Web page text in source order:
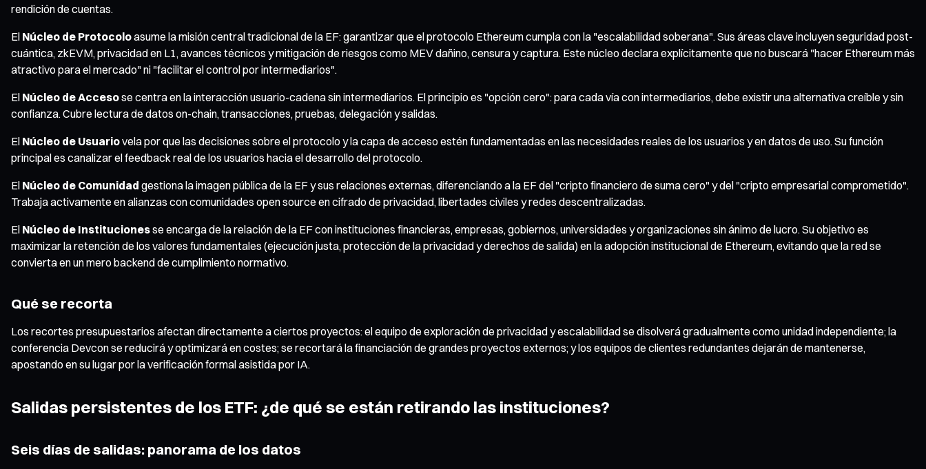
rendición de cuentas.
El Núcleo de Protocoloasume la misión central tradicional de la EF: garantizar que el protocolo Ethereum cumpla con la "escalabilidad soberana". Sus áreas clave incluyen seguridad post-
cuántica, zkEVM, privacidad en L1, avances técnicos y mitigación de riesgos como MEV dañino, censura y captura. Este núcleo declara explícitamente que no buscará "hacer Ethereum más
atractivo para el mercado" ni "facilitar el control por intermediarios".
El Núcleo de Accesose centra en la interacción usuario-cadena sin intermediarios. El principio es "opción cero": para cada vía con intermediarios, debe existir una alternativa creíble y sin
confianza. Cubre lectura de datos on-chain, transacciones, pruebas, delegación y salidas.
El Núcleo de Usuariovela por que las decisiones sobre el protocolo y la capa de acceso estén fundamentadas en las necesidades reales de los usuarios y en datos de uso. Su función
principal es canalizar el feedback real de los usuarios hacia el desarrollo del protocolo.
El Núcleo de Comunidad gestiona la imagen pública de la EF y sus relaciones externas, diferenciando a la EF del "cripto financiero de suma cero" y del "cripto empresarial comprometido".
Trabaja activamente en alianzas con comunidades open source en cifrado de privacidad, libertades civiles y redes descentralizadas.
El Núcleo de Institucionesse encarga de la relación de la EF con instituciones financieras, empresas, gobiernos, universidades y organizaciones sin ánimo de lucro. Su objetivo es
maximizar la retención de los valores fundamentales (ejecución justa, protección de la privacidad y derechos de salida) en la adopción institucional de Ethereum, evitando que la red se
convierta en un mero backend de cumplimiento normativo.
Qué se recorta
Los recortes presupuestarios afectan directamente a ciertos proyectos: el equipo de exploración de privacidad y escalabilidad se disolverá gradualmente como unidad independiente; la
conferencia Devcon se reducirá y optimizará en costes; se recortará la financiación de grandes proyectos externos; y los equipos de clientes redundantes dejarán de mantenerse,
apostando en su lugar por la verificación formal asistida por IA.
Salidas persistentes de los ETF: ¿de qué se están retirando las instituciones?
Seis días de salidas: panorama de los datos